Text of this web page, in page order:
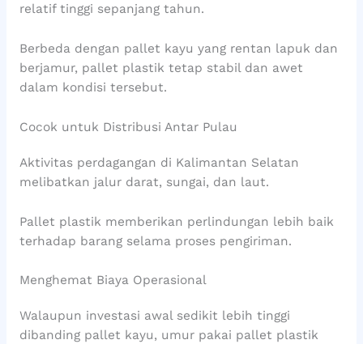
relatif tinggi sepanjang tahun.
Berbeda dengan pallet kayu yang rentan lapuk dan
berjamur, pallet plastik tetap stabil dan awet
dalam kondisi tersebut.
Cocok untuk Distribusi Antar Pulau
Aktivitas perdagangan di Kalimantan Selatan
melibatkan jalur darat, sungai, dan laut.
Pallet plastik memberikan perlindungan lebih baik
terhadap barang selama proses pengiriman.
Menghemat Biaya Operasional
Walaupun investasi awal sedikit lebih tinggi
dibanding pallet kayu, umur pakai pallet plastik